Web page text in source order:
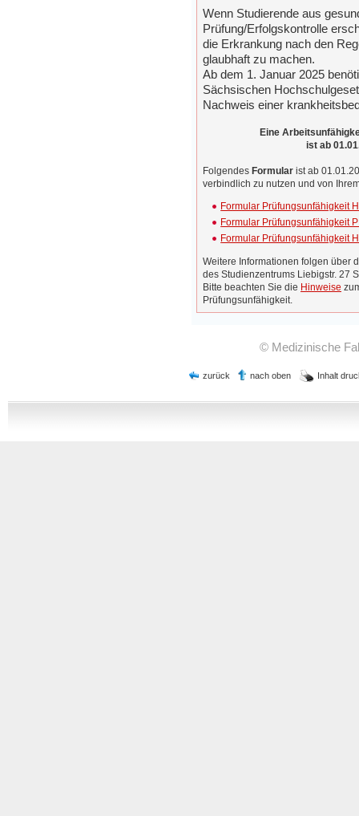
Wenn Studierende aus
Prüfung/Erfolgskontrolle
die Erkrankung nach den
glaubhaft zu machen.
Ab dem 1. Januar 2025
Sächsischen
Nachweis einer
Eine
ist ab
Folgendes Formularist ab
verbindlich zu nutzen und von
Formular Prüfungsunfähigkeit
Formular Prüfungsunfähigkeit
Formular Prüfungsunfähigkeit
Weitere Informationen folgen über
des Studienzentrums Liebigstr. 27
Bitte beachten Sie die Hinweise
Prüfungsunfähigkeit.
© Medizinische
zurück nach oben Inhalt